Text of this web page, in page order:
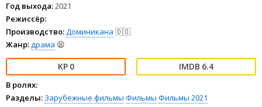
Год выхода:2021
Режиссёр:
Производство:Доминикана 🇩🇴
Жанр:драма 😫
0 6.4
В ролях:
Разделы: Зарубежные фильмы Фильмы Фильмы 2021